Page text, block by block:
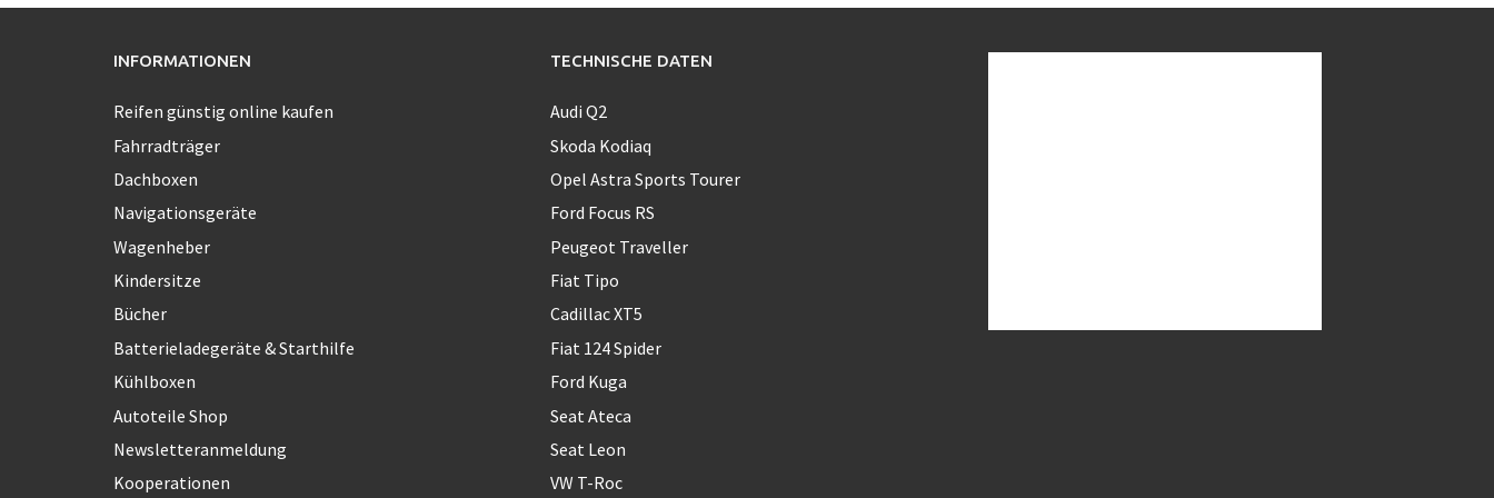
INFORMATIONEN
Reifen günstig online kaufen
Fahrradträger
Dachboxen
Navigationsgeräte
Wagenheber
Kindersitze
Bücher
Batterieladegeräte & Starthilfe
Kühlboxen
Autoteile Shop
Newsletteranmeldung
Kooperationen
TECHNISCHE DATEN
Audi Q2
Skoda Kodiaq
Opel Astra Sports Tourer
Ford Focus RS
Peugeot Traveller
Fiat Tipo
Cadillac XT5
Fiat 124 Spider
Ford Kuga
Seat Ateca
Seat Leon
VW T-Roc